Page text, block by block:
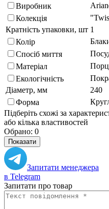
Виробник
Колекція
Кратність упаковки, шт 1
Колір
Спосіб миття
Матеріал
Екологічність
Діаметр, мм
240
Форма
Підберіть схожі за
або кілька властивостей
Обрано: 0
Показати
Запитати менеджера
в Telegram
Запитати про товар